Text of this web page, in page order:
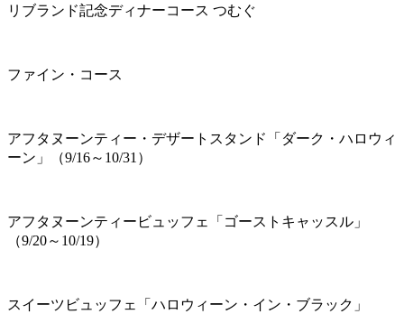
リブランド記念ディナーコース つむぐ
ファイン・コース
アフタヌーンティー・デザートスタンド「ダーク・ハロウィ
ーン」（9/16～10/31）
アフタヌーンティービュッフェ「ゴーストキャッスル」
（9/20～10/19）
スイーツビュッフェ「ハロウィーン・イン・ブラック」